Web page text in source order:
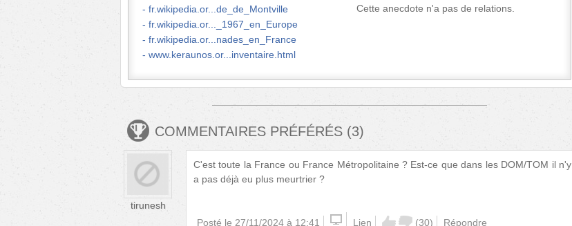
fr.wikipedia.or...de_de_Montville
fr.wikipedia.or..._1967_en_Europe
fr.wikipedia.or...nades_en_France
www.keraunos.or...inventaire.html
Cette anecdote n'a pas de relations.
COMMENTAIRES PRÉFÉRÉS (3)
tirunesh
C'est toute la France ou France Métropolitaine ? Est-ce que dans les DOM/TOM il n'y
a pas déjà eu plus meurtrier ?
Posté le 27/11/2024 à 12:41 Lien (30) Répondre